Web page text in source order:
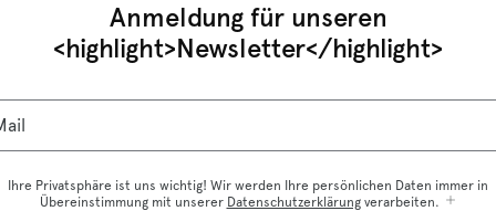
Anmeldung für unseren
<highlight>Newsletter</highlight>
Ihre Privatsphäre ist uns wichtig! Wir werden Ihre persönlichen Daten immer in
Übereinstimmung mit unserer Datenschutzerklärungverarbeiten.